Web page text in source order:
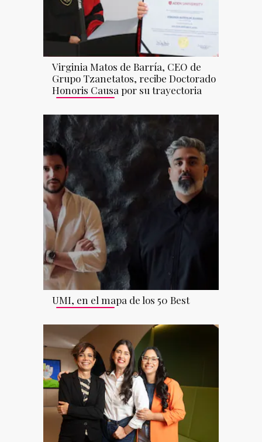
Virginia Matos de Barría, CEO de
Grupo Tzanetatos, recibe Doctorado
Honoris Causa por su trayectoria
UMI, en el mapa de los 50 Best